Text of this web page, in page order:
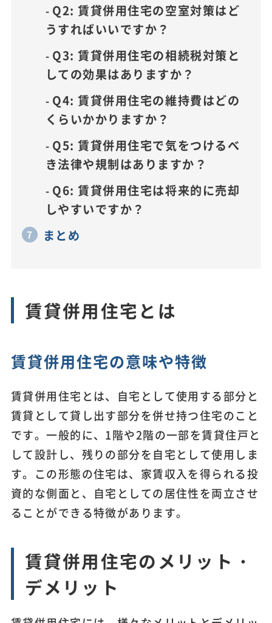
Q2: 賃貸併用住宅の空室対策はど
うすればいいですか？
Q3: 賃貸併用住宅の相続税対策と
しての効果はありますか？
Q4: 賃貸併用住宅の維持費はどの
くらいかかりますか？
Q5: 賃貸併用住宅で気をつけるべ
き法律や規制はありますか？
Q6: 賃貸併用住宅は将来的に売却
しやすいですか？
まとめ
賃貸併用住宅とは
賃貸併用住宅の意味や特徴
賃貸併用住宅とは、自宅として使用する部分と
賃貸として貸し出す部分を併せ持つ住宅のこと
です。一般的に、1階や2階の一部を賃貸住戸と
して設計し、残りの部分を自宅として使用しま
す。この形態の住宅は、家賃収入を得られる投
資的な側面と、自宅としての居住性を両立させ
ることができる特徴があります。
賃貸併用住宅のメリット・
デメリット